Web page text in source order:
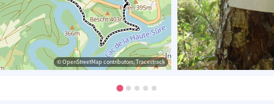
© OpenStreetMap contributors, Tracestrack